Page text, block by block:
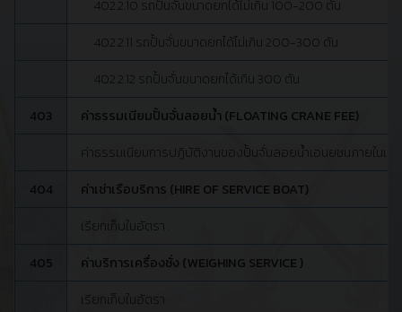
402.2.10 รถปั้นจั่นขนาดยกได้ไม่เกิน 100-200 ตัน
402.2.11 รถปั้นจั่นขนาดยกได้ไม่เกิน 200-300 ตัน
402.2.12 รถปั้นจั่นขนาดยกได้เกิน 300 ตัน
403
ค่าธรรมเนียมปั้นจั่นลอยน้ำ (FLOATING CRANE FEE)
ค่าธรรมเนียมการปฏิบัติงานของปั้นจั่นลอยน้ำเอนยชนภายในเข
404
ค่าเช่าเรือบริการ (HIRE OF SERVICE BOAT)
เรียกเก็บในอัตรา :
405
ค่าบริการเครื่องชั่ง (WEIGHING SERVICE )
เรียกเก็บในอัตรา :